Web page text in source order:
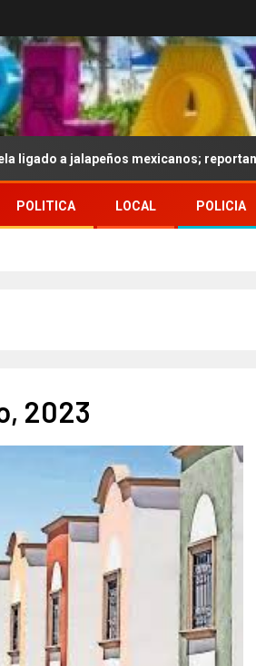
mexicanos; reportan 345 casos
POLITICA LOCAL POLICIA
2023